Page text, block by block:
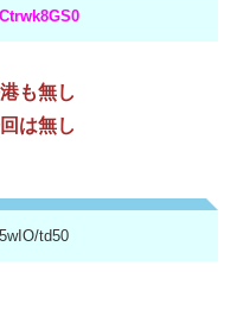
も無し
は無し
td50